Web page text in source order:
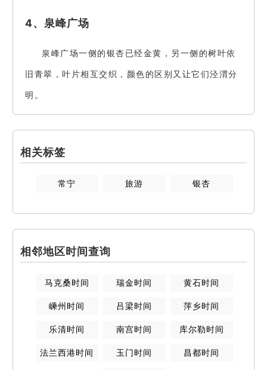
4、泉峰广场
泉峰广场一侧的银杏已经金黄，另一侧的树叶依
旧青翠，叶片相互交织，颜色的区别又让它们泾渭分
明。
相关标签
常宁 旅游 银杏
相邻地区时间查询
马克桑时间 瑞金时间 黄石时间
嵊州时间 吕梁时间 萍乡时间
乐清时间 南宫时间 库尔勒时间
法兰西港时间 玉门时间 昌都时间